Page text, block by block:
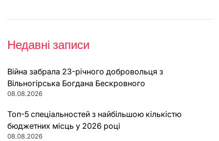
Недавні записи
Війна забрала 23-річного добровольця з
Вільногірська Богдана Бескровного
08.08.2026
Топ-5 спеціальностей з найбільшою кількістю
бюджетних місць у 2026 році
08.08.2026